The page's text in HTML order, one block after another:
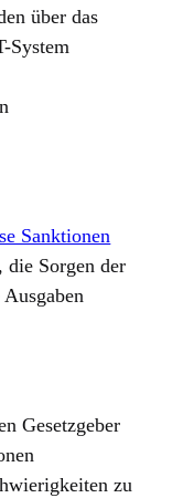
über das
System
Sanktionen
, die Sorgen der
Gesetzgeber
zu